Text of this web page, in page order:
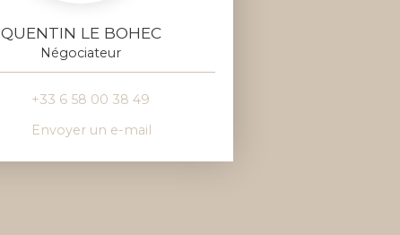
QUENTIN LE BOHEC
Négociateur
+33 6 58 00 38 49
Envoyer un e-mail